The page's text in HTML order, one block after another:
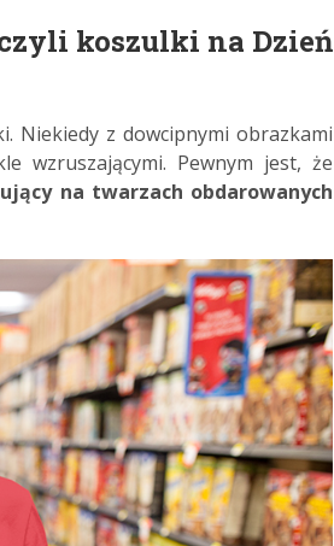
koszulki na Dzień
Niekiedy z dowcipnymi obrazkami
wzruszającymi. Pewnym jest, że
na twarzach obdarowanych